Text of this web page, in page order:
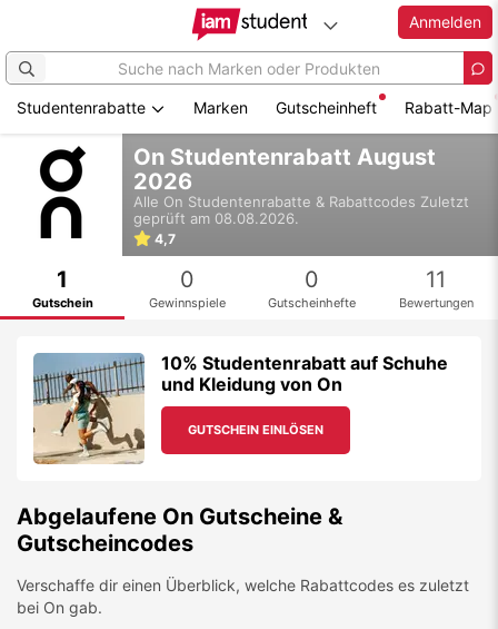
Hauptinhalt
springen
Anmelden
Studentenrabatte Marken Gutscheinheft Rabatt-Map
On Studentenrabatt August
2026
Alle On Studentenrabatte & Rabattcodes Zuletzt
geprüft am 08.08.2026.
4,7
1
Gutschein
0
Gewinnspiele
0
Gutscheinhefte
11
Bewertungen
10% Studentenrabatt auf Schuhe
und Kleidung von On
GUTSCHEIN EINLÖSEN
Abgelaufene On Gutscheine &
Gutscheincodes
Verschaffe dir einen Überblick, welche Rabattcodes es zuletzt
bei On gab.